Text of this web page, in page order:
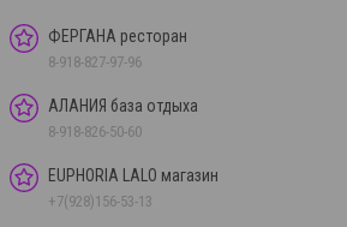
ФЕРГАНА ресторан
8-918-827-97-96
АЛАНИЯ база отдыха
8-918-826-50-60
EUPHORIA LALO магазин
+7(928)156-53-13